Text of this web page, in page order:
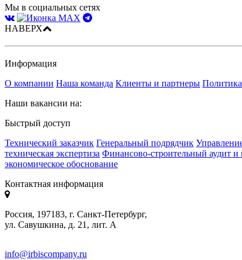
Мы в социальных сетях
НАВЕРХ
Информация
О компании Наша команда Клиенты и партнеры
Наши вакансии на:
Быстрый доступ
Технический заказчик Генеральный подрядчик
техническая экспертиза Финансово-строительный аудит
экономическое обоснование
Контактная информация
Россия, 197183, г. Санкт-Петербург,
ул. Савушкина, д. 21, лит. А
info@irbiscompany.ru